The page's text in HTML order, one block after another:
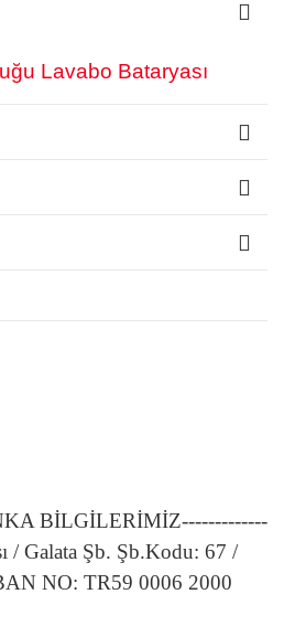
Lavabo Bataryası
BİLGİLERİMİZ-------------
/ Galata Şb. Şb.Kodu: 67 /
NO: TR59 0006 2000